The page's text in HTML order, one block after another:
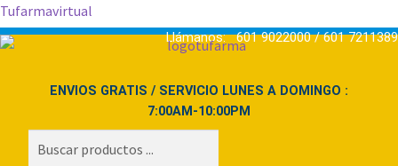
Tufarmavirtual
Llámanos: 601 9022000 / 601 7211389
ENVIOS GRATIS / SERVICIO LUNES A DOMINGO :
7:00AM-10:00PM